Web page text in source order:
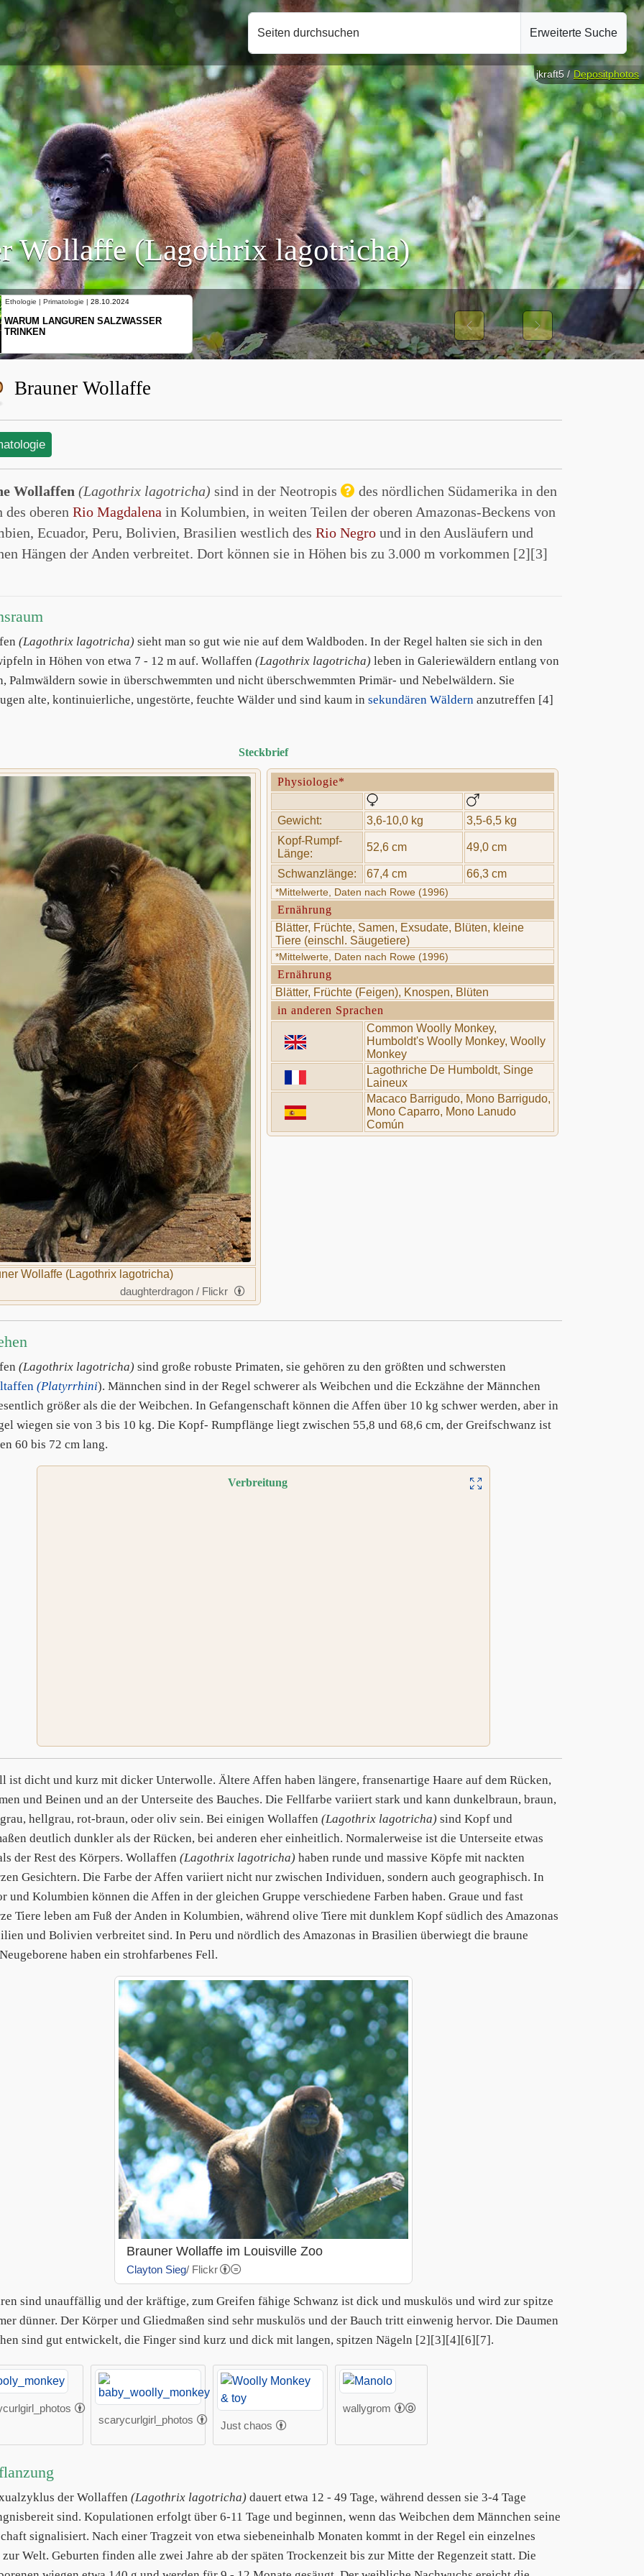
Seiten durchsuchen Erweiterte Suche
Wollaffe (Lagothrix lagotricha)
Ethologie | Primatologie | 10.10.2024
NEUES VON WEIBLICHEN
SCHOPFGIBBONS UND IHRER
Previous Next
jkraft5 / Depositphotos
Brauner Wollaffe
Wollaffen (Lagothrix lagotricha) sind in der Neotropis
des nördlichen Südamerika in den
des oberen Rio Magdalena in Kolumbien, in weiten Teilen der oberen Amazonas-Beckens von
Ecuador, Peru, Bolivien, Brasilien westlich des Rio Negro und in den Ausläufern und
Hängen der Anden verbreitet. Dort können sie in Höhen bis zu 3.000 m vorkommen [2][3]
(Lagothrix lagotricha) sieht man so gut wie nie auf dem Waldboden. In der Regel halten sie sich in den
in Höhen von etwa 7 - 12 m auf. Wollaffen (Lagothrix lagotricha) leben in Galeriewäldern entlang von
Palmwäldern sowie in überschwemmten und nicht überschwemmten Primär- und Nebelwäldern. Sie
alte, kontinuierliche, ungestörte, feuchte Wälder und sind kaum in sekundären Wäldern anzutreffen [4]
Steckbrief
Wollaffe (Lagothrix lagotricha)
daughterdragon / Flickr
Physiologie*
Gewicht: 3,6-10,0 kg
3,5-6,5 kg
Kopf-Rumpf-
Länge:
52,6 cm 49,0 cm
Schwanzlänge: 67,4 cm 66,3 cm
*Mittelwerte, Daten nach Rowe (1996)
Ernährung
Blätter, Früchte, Samen, Exsudate, Blüten, kleine
Tiere (einschl. Säugetiere)
*Mittelwerte, Daten nach Rowe (1996)
Ernährung
Blätter, Früchte (Feigen), Knospen, Blüten
in anderen Sprachen
Common Woolly Monkey,
Humboldt's Woolly Monkey, Woolly
Monkey
Lagothriche De Humboldt, Singe
Laineux
Macaco Barrigudo, Mono Barrigudo,
Mono Caparro, Mono Lanudo
Común
(Lagothrix lagotricha) sind große robuste Primaten, sie gehören zu den größten und schwersten
(Platyrrhini). Männchen sind in der Regel schwerer als Weibchen und die Eckzähne der Männchen
größer als die der Weibchen. In Gefangenschaft können die Affen über 10 kg schwer werden, aber in
wiegen sie von 3 bis 10 kg. Die Kopf- Rumpflänge liegt zwischen 55,8 und 68,6 cm, der Greifschwanz ist
60 bis 72 cm lang.
Verbreitung
ist dicht und kurz mit dicker Unterwolle. Ältere Affen haben längere, fransenartige Haare auf dem Rücken,
und Beinen und an der Unterseite des Bauches. Die Fellfarbe variiert stark und kann dunkelbraun, braun,
hellgrau, rot-braun, oder oliv sein. Bei einigen Wollaffen (Lagothrix lagotricha) sind Kopf und
deutlich dunkler als der Rücken, bei anderen eher einheitlich. Normalerweise ist die Unterseite etwas
der Rest des Körpers. Wollaffen (Lagothrix lagotricha) haben runde und massive Köpfe mit nackten
Gesichtern. Die Farbe der Affen variiert nicht nur zwischen Individuen, sondern auch geographisch. In
und Kolumbien können die Affen in der gleichen Gruppe verschiedene Farben haben. Graue und fast
Tiere leben am Fuß der Anden in Kolumbien, während olive Tiere mit dunklem Kopf südlich des Amazonas
und Bolivien verbreitet sind. In Peru und nördlich des Amazonas in Brasilien überwiegt die braune
haben ein strohfarbenes Fell.
Brauner Wollaffe im Louisville Zoo
Clayton Sieg/ Flickr
sind unauffällig und der kräftige, zum Greifen fähige Schwanz ist dick und muskulös und wird zur spitze
dünner. Der Körper und Gliedmaßen sind sehr muskulös und der Bauch tritt einwenig hervor. Die Daumen
sind gut entwickelt, die Finger sind kurz und dick mit langen, spitzen Nägeln [2][3][4][6][7].
scarycurlgirl_photos
Just chaos
wallygrom
der Wollaffen (Lagothrix lagotricha) dauert etwa 12 - 49 Tage, während dessen sie 3-4 Tage
sind. Kopulationen erfolgt über 6-11 Tage und beginnen, wenn das Weibchen dem Männchen seine
signalisiert. Nach einer Tragzeit von etwa siebeneinhalb Monaten kommt in der Regel ein einzelnes
zur Welt. Geburten finden alle zwei Jahre ab der späten Trockenzeit bis zur Mitte der Regenzeit statt. Die